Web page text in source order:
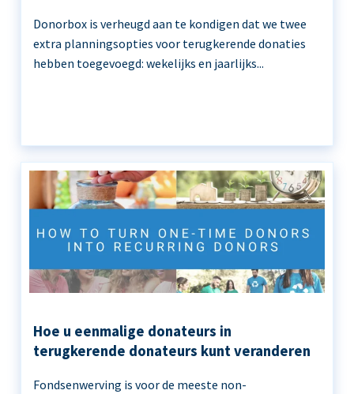
Donorbox is verheugd aan te kondigen dat we twee
extra planningsopties voor terugkerende donaties
hebben toegevoegd: wekelijks en jaarlijks...
Hoe u eenmalige donateurs in
terugkerende donateurs kunt veranderen
Fondsenwerving is voor de meeste non-